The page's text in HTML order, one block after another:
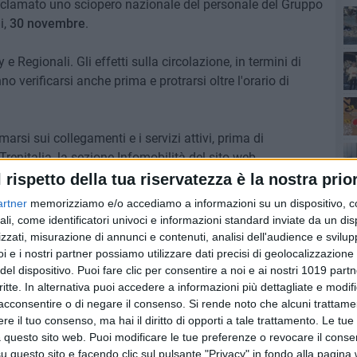
rispetto della tua riservatezza è la nostra
memorizziamo e/o accediamo a informazioni su un dispositivo,
come identificatori univoci e informazioni standard inviate da un
misurazione di annunci e contenuti, analisi dell'audience e
e i nostri partner possiamo utilizzare dati precisi di
dispositivo. Puoi fare clic per consentire a noi e ai nostri 1019
In alternativa puoi accedere a informazioni più dettagliate e
o di negare il consenso. Si rende noto che alcuni
il tuo consenso, ma hai il diritto di opporti a tale trattamento. Le
sito web. Puoi modificare le tue preferenze o revocare il
questo sito e facendo clic sul pulsante "Privacy" in fondo alla pagina
uno sciopero nazionale del personale del Gruppo
30 novembre.
e Regionali. Gli effetti sulla circolazione, in termini di
verificarsi anche prima e protrarsi oltre l'orario di
sui collegamenti e i servizi attivi, prima di
la sezione Infomobilità del sito web
verde gratuito 800 89 20 21, oltre che nelle
ferroviarie, le self-service e le agenzie di viaggio
disagi.
6 AGOSTO 2026
Proseguono i lavori in piazza